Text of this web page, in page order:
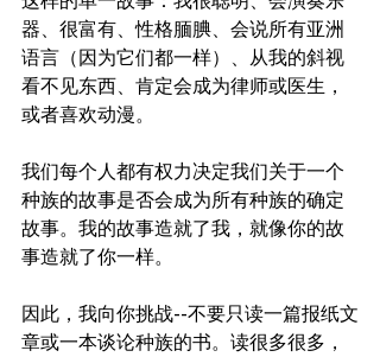
器、很富有、性格腼腆、会说所有亚洲
语言（因为它们都一样）、从我的斜视
看不见东西、肯定会成为律师或医生，
或者喜欢动漫。
我们每个人都有权力决定我们关于一个
种族的故事是否会成为所有种族的确定
故事。我的故事造就了我，就像你的故
事造就了你一样。
因此，我向你挑战--不要只读一篇报纸文
章或一本谈论种族的书。读很多很多，